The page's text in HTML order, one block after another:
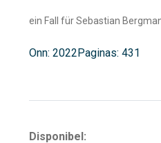
ein Fall für Sebastian
Onn: 2022Paginas: 431
Disponibel: